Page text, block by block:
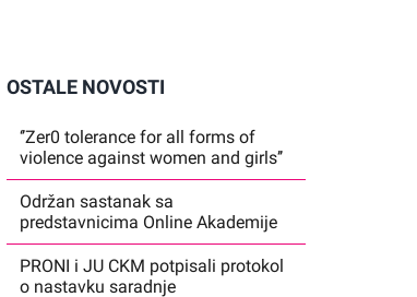
OSTALE NOVOSTI
‘’Zer0 tolerance for all forms of
violence against women and girls’’
Održan sastanak sa
predstavnicima Online Akademije
PRONI i JU CKM potpisali protokol
o nastavku saradnje